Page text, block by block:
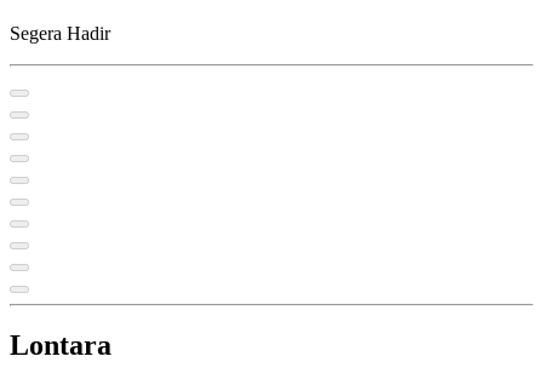
Segera Hadir
Lontara